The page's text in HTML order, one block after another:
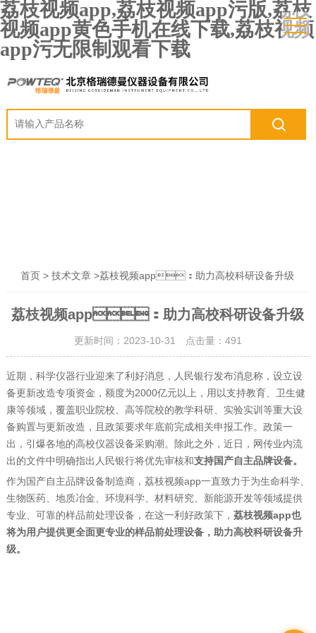
荔枝视频app,荔枝视频app污版,荔枝
视频app黄色手机在线下载,荔枝视频
app污无限制观看下载
首页> 技术文章>荔枝视频app：助力高校科研设备升级
荔枝视频app：助力高校科研设备升级
更新时间：2023-10-31 点击量： 491
近期，科学仪器行业迎来了利好消息，人民银行发布消息称，设立设
备更新改造专项资金，额度为2000亿元以上，用以支持教育、卫生健
康等领域，覆盖职业院校、高等院校的教学科研、实验实训等重大设
备购置与更新改造，且政策要求年底前完成相关申报工作。政策一
出，引爆各地的高校仪器设备采购潮。除此之外，近日，网传业内流
出的文件中明确指出人民银行将优先审核和支持国产自主品牌设备。
作为国产自主品牌设备制造商，荔枝视频app一直致力于为生命科学、
生物医药、地质冶金、环境科学、材料研究、新能源开发等领域提供
专业、可靠的样品前处理设备，在这一利好政策下， 荔枝视频app也
将为用户提供更全面更专业的样品前处理设备，助力高校科研设备升
级。